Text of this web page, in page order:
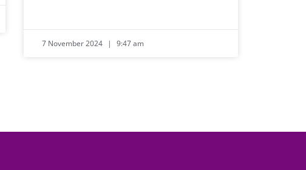
7 November 2024 9:47 am